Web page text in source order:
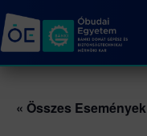
« Összes Események